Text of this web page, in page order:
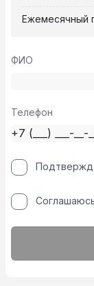
Ежемесячный
ФИО
Телефон